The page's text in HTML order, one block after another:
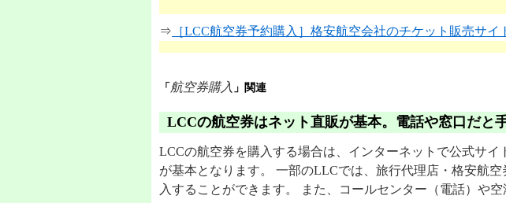
⇒ ［LCC航空券予約購入］格安航空会社のチケット販売サイ
「 航空券購入 」関連
LCCの航空券はネット直販が基本。電話や窓口だと
LCCの航空券を購入する場合は、インターネットで公式サイ
が基本となります。 一部のLLCでは、旅行代理店・格安航
入することができます。 また、コールセンター（電話）や